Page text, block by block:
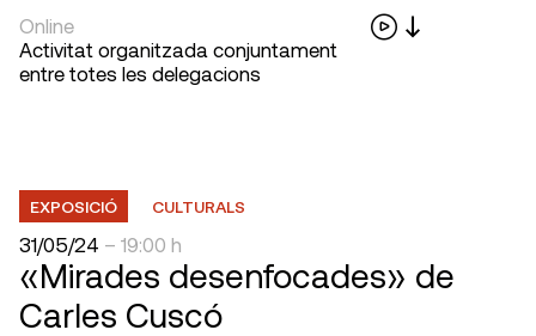
Online
Activitat organitzada conjuntament
entre totes les delegacions
EXPOSICIÓ CULTURALS
31/05/24 – 19:00 h
«Mirades desenfocades» de
Carles Cuscó